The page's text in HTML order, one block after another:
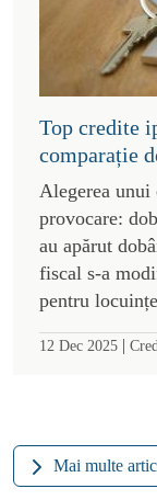
Top credite
comparație
Alegerea unui
provocare:
au apărut
fiscal s-a
pentru
12 Dec 2025 |
Mai multe